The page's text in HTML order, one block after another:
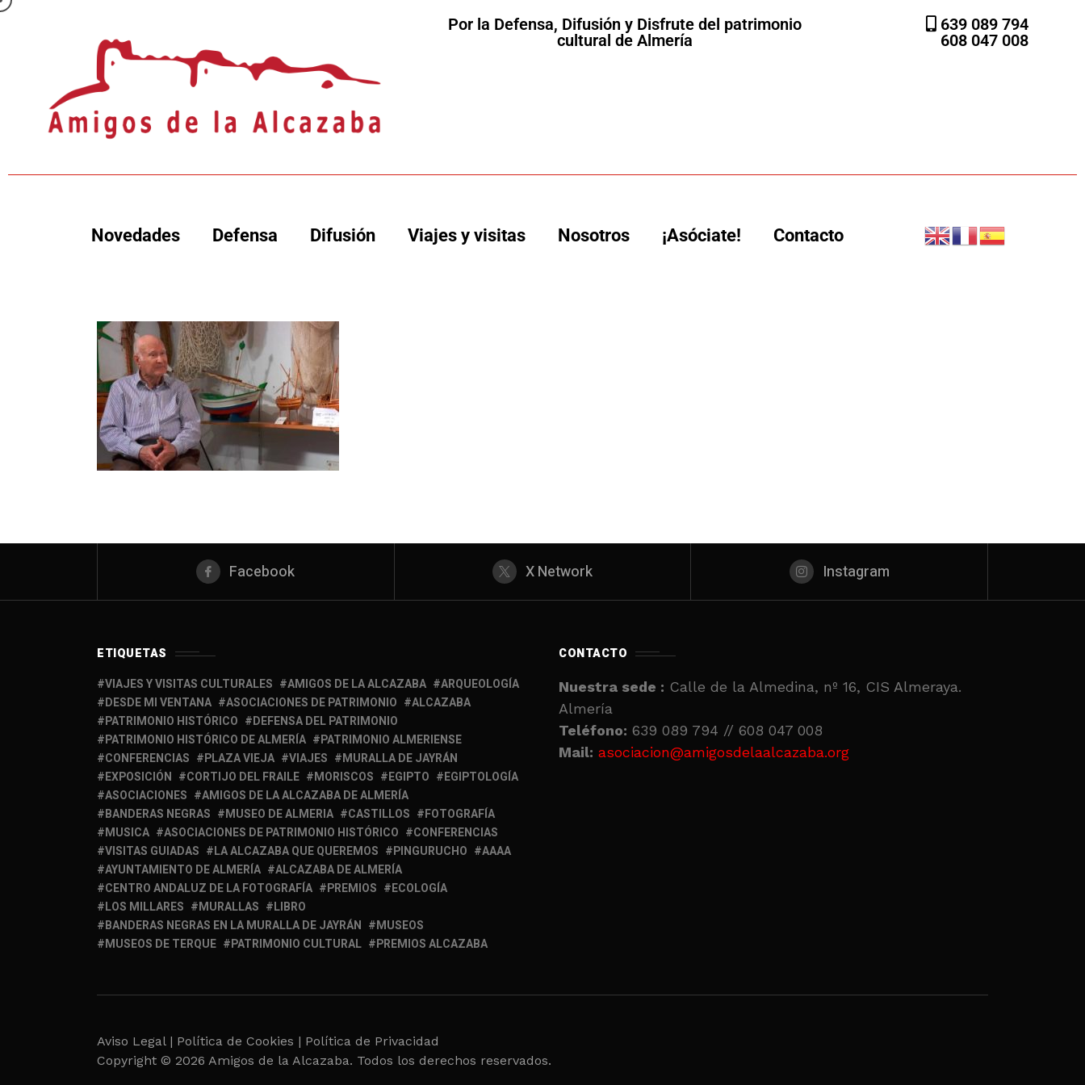
Por la Defensa, Difusión y Disfrute del patrimonio
cultural de Almería
639 089 794
608 047 008
Novedades Defensa Difusión Viajes y visitas Nosotros ¡Asóciate! Contacto
Facebook X Network Instagram
ETIQUETAS
VIAJES Y VISITAS CULTURALES
AMIGOS DE LA ALCAZABA
ARQUEOLOGÍA
DESDE MI VENTANA
ASOCIACIONES DE PATRIMONIO
ALCAZABA
PATRIMONIO HISTÓRICO
DEFENSA DEL PATRIMONIO
PATRIMONIO HISTÓRICO DE ALMERÍA
PATRIMONIO ALMERIENSE
CONFERENCIAS
PLAZA VIEJA VIAJES
MURALLA DE JAYRÁN
EXPOSICIÓN
CORTIJO DEL FRAILE MORISCOS EGIPTO
EGIPTOLOGÍA
ASOCIACIONES
AMIGOS DE LA ALCAZABA DE ALMERÍA
BANDERAS NEGRAS
MUSEO DE ALMERIA CASTILLOS
FOTOGRAFÍA
MUSICA
ASOCIACIONES DE PATRIMONIO HISTÓRICO
CONFERENCIAS
VISITAS GUIADAS
LA ALCAZABA QUE QUEREMOS PINGURUCHO
AAAA
AYUNTAMIENTO DE ALMERÍA
ALCAZABA DE ALMERÍA
CENTRO ANDALUZ DE LA FOTOGRAFÍA
PREMIOS
ECOLOGÍA
LOS MILLARES
MURALLAS
LIBRO
BANDERAS NEGRAS EN LA MURALLA DE JAYRÁN
MUSEOS
MUSEOS DE TERQUE
PATRIMONIO CULTURAL PREMIOS ALCAZABA
CONTACTO
Nuestra sede : Calle de la Almedina, nº 16, CIS Almeraya.
Almería
Teléfono: 639 089 794 // 608 047 008
Mail: asociacion@amigosdelaalcazaba.org
Aviso Legal | Política de Cookies | Política de Privacidad
Copyright © 2026 Amigos de la Alcazaba. Todos los derechos reservados.